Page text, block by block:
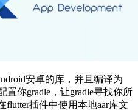
安卓的库，并且编译为
置你gradle，让gradle寻找你所
插件中使用本地aar库文